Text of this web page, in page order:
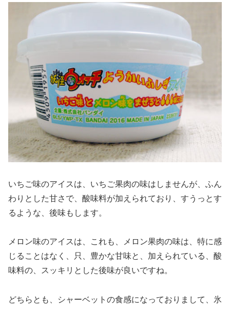
いちご味のアイスは、いちご果肉の味はしませんが、ふん
わりとした甘さで、酸味料が加えられており、すうっとす
るような、後味もします。
メロン味のアイスは、これも、メロン果肉の味は、特に感
じることはなく、只、豊かな甘味と、加えられている、酸
味料の、スッキリとした後味が良いですね。
どちらとも、シャーベットの食感になっておりまして、氷